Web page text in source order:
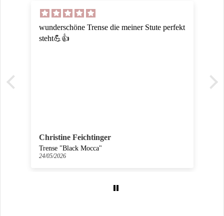
wunderschöne Trense die meiner Stute perfekt
steht💪👍
Christine Feichtinger
Trense "Black Mocca"
24/05/2026